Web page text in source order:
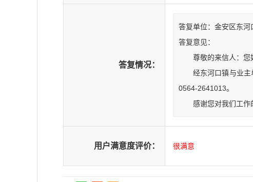
答复情况：
答复单位：金安区东
答复意见：
尊敬的来信人：您
经东河口镇与业主
0564-2641013。
感谢您对我们工作
用户满意度评价： 很满意